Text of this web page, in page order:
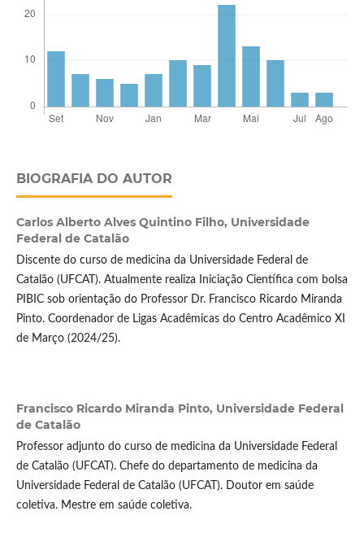
BIOGRAFIA DO AUTOR
Carlos Alberto Alves Quintino Filho, Universidade
Federal de Catalão
Discente do curso de medicina da Universidade Federal de
Catalão (UFCAT). Atualmente realiza Iniciação Científica com bolsa
PIBIC sob orientação do Professor Dr. Francisco Ricardo Miranda
Pinto. Coordenador de Ligas Acadêmicas do Centro Acadêmico XI
de Março (2024/25).
Francisco Ricardo Miranda Pinto, Universidade Federal
de Catalão
Professor adjunto do curso de medicina da Universidade Federal
de Catalão (UFCAT). Chefe do departamento de medicina da
Universidade Federal de Catalão (UFCAT). Doutor em saúde
coletiva. Mestre em saúde coletiva.